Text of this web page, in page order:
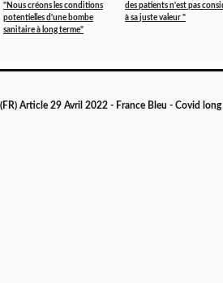
"Nous créons les conditions
potentielles d'une bombe
sanitaire à long terme"
des patients n'est pas
à sa juste valeur "